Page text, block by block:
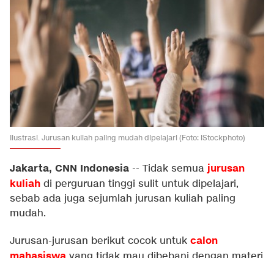
Ilustrasi. Jurusan kuliah paling mudah dipelajari (Foto: iStockphoto)
Jakarta, CNN Indonesia -- Tidak semua jurusan
kuliah di perguruan tinggi sulit untuk dipelajari,
sebab ada juga sejumlah jurusan kuliah paling
mudah.
Jurusan-jurusan berikut cocok untuk calon